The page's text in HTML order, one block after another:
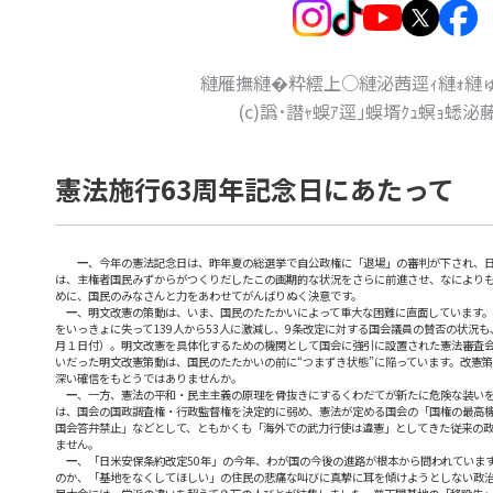
縺雁撫縺�粋繧上○縺泌茜逕ｨ縺ｫ
(c)譌･譛ｬ蜈ｱ逕｣蜈壻ｸｭ螟ｮ蟋泌
憲法施行63周年記念日にあたって
一、今年の憲法記念日は、昨年夏の総選挙で自公政権に「退場」の審判が下され
は、主権者国民みずからがつくりだしたこの画期的な状況をさらに前進させ、なによ
めに、国民のみなさんと力をあわせてがんばりぬく決意です。
一、明文改憲の策動は、いま、国民のたたかいによって重大な困難に直面していま
をいっきょに失って139人から53人に激減し、9条改定に対する国会議員の賛否の状況
月１日付）。明文改憲を具体化するための機関として国会に強引に設置された憲法審
いだった明文改憲策動は、国民のたたかいの前に“つまずき状態”に陥っています。改
深い確信をもとうではありませんか。
一、一方、憲法の平和・民主主義の原理を骨抜きにするくわだてが新たに危険な装
は、国会の国政調査権・行政監督権を決定的に弱め、憲法が定める国会の「国権の最
国会答弁禁止」などとして、ともかくも「海外での武力行使は違憲」としてきた従来
ません。
一、「日米安保条約改定50年」の今年、わが国の今後の進路が根本から問われてい
のか、「基地をなくしてほしい」の住民の悲痛な叫びに真摯に耳を傾けようとしない